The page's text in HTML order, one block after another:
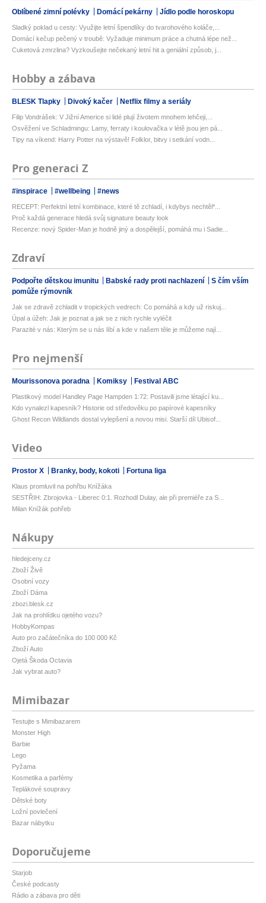
Oblíbené zimní polévky Domácí pekárny Jídlo podle horoskopu
Sladký poklad u cesty: Využijte letní špendlíky do tvarohového koláče,...
Domácí kečup pečený v troubě: Vyžaduje minimum práce a chutná lépe než...
Cuketová zmrzlina? Vyzkoušejte nečekaný letní hit a geniální způsob, j...
Hobby a zábava
BLESK Tlapky Divoký kačer Netflix filmy a seriály
Filip Vondrášek: V Jižní Americe si lidé plují životem mnohem lehčeji,...
Osvěžení ve Schladmingu: Lamy, ferraty i koulovačka v létě jsou jen pá...
Tipy na víkend: Harry Potter na výstavě! Folklor, bitvy i setkání vodn...
Pro generaci Z
#inspirace #wellbeing #news
RECEPT: Perfektní letní kombinace, které tě zchladí, i kdybys nechtěl*...
Proč každá generace hledá svůj signature beauty look
Recenze: nový Spider-Man je hodně jiný a dospělejší, pomáhá mu i Sadie...
Zdraví
Podpořte dětskou imunitu Babské rady proti nachlazení
S čím vším
pomůže rýmovník
Jak se zdravě zchladit v tropických vedrech: Co pomáhá a kdy už riskuj...
Úpal a úžeh: Jak je poznat a jak se z nich rychle vyléčit
Parazité v nás: Kterým se u nás líbí a kde v našem těle je můžeme nají...
Pro nejmenší
Mourissonova poradna Komiksy Festival ABC
Plastikový model Handley Page Hampden 1:72: Postavili jsme létající ku...
Kdo vynalezl kapesník? Historie od středověku po papírové kapesníky
Ghost Recon Wildlands dostal vylepšení a novou misi. Starší díl Ubisof...
Video
Prostor X Branky, body, kokoti Fortuna liga
Klaus promluvil na pohřbu Knížáka
SESTŘIH: Zbrojovka - Liberec 0:1. Rozhodl Dulay, ale při premiéře za S...
Milan Knížák pohřeb
Nákupy
hledejceny.cz
Zboží Živě
Osobní vozy
Zboží Dáma
zbozi.blesk.cz
Jak na prohlídku ojetého vozu?
HobbyKompas
Auto pro začátečníka do 100 000 Kč
Zboží Auto
Ojetá Škoda Octavia
Jak vybrat auto?
Mimibazar
Testujte s Mimibazarem
Monster High
Barbie
Lego
Pyžama
Kosmetika a parfémy
Teplákové soupravy
Dětské boty
Ložní povlečení
Bazar nábytku
Doporučujeme
Starjob
České podcasty
Rádio a zábava pro děti